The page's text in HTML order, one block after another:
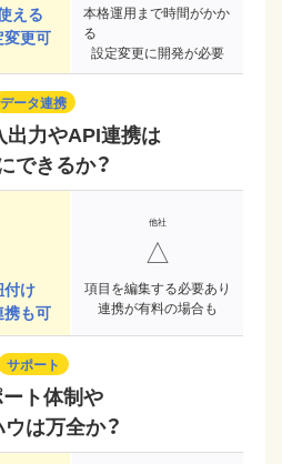
える
変更可
本格運用まで時間がかか
る
設定変更に開発が必要
データ連携
出力やAPI連携は
できるか？
付け
も可
△
項目を編集する必要あり
連携が有料の場合も
サポート
ト体制や
は万全か？